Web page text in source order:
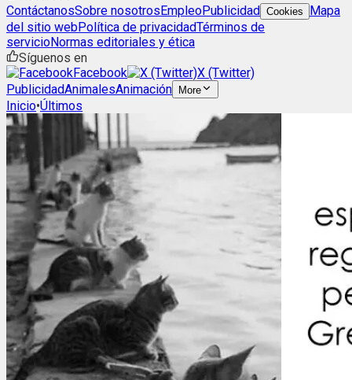
ContáctanosSobre nosotrosEmpleoPublicidad Cookies
Mapa
del sitio webPolítica de privacidadTérminos de
servicioNormas editoriales y ética
Síguenos en
Facebook
X (Twitter)
PublicidadAnimalesAnimación More
Inicio•Últimos